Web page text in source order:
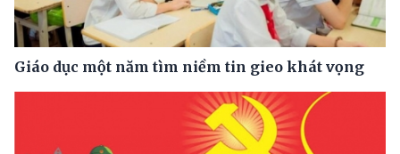
Giáo dục một năm tìm niềm tin gieo khát vọng